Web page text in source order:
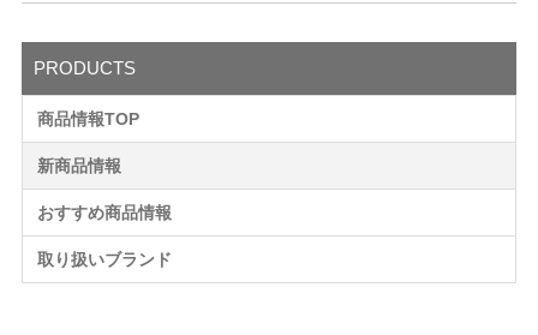
PRODUCTS
商品情報TOP
新商品情報
おすすめ商品情報
取り扱いブランド